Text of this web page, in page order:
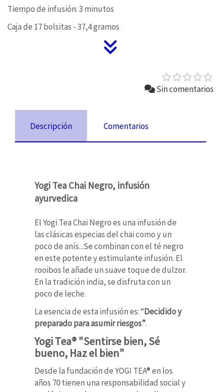
Tiempo de infusión: 3 minutos
Caja de 17 bolsitas - 37,4 gramos
Sin comentarios
Descripción Comentarios
Yogi Tea Chai Negro, infusión
ayurvedica
El Yogi Tea Chai Negro es una infusión de
las clásicas especias del chai como y un
poco de anís...Se combinan con el té negro
en este potente y estimulante infusión. El
rooibos le añade un suave toque de dulzor.
En la tradición india, se disfruta con un
poco de leche.
La esencia de esta infusión es: “Decidido y
preparado para asumir riesgos”.
Yogi Tea® "Sentirse bien, Sé
bueno, Haz el bien"
Desde la fundación de YOGI TEA® en los
años 70 tienen una responsabilidad social y